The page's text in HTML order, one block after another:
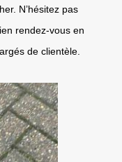
N’hésitez pas
rendez-vous en
de clientèle.